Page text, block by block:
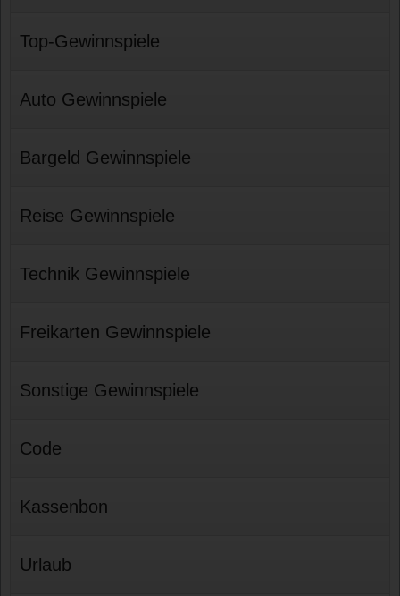
Top-Gewinnspiele
Auto Gewinnspiele
Bargeld Gewinnspiele
Reise Gewinnspiele
Technik Gewinnspiele
Freikarten Gewinnspiele
Sonstige Gewinnspiele
Code
Kassenbon
Urlaub